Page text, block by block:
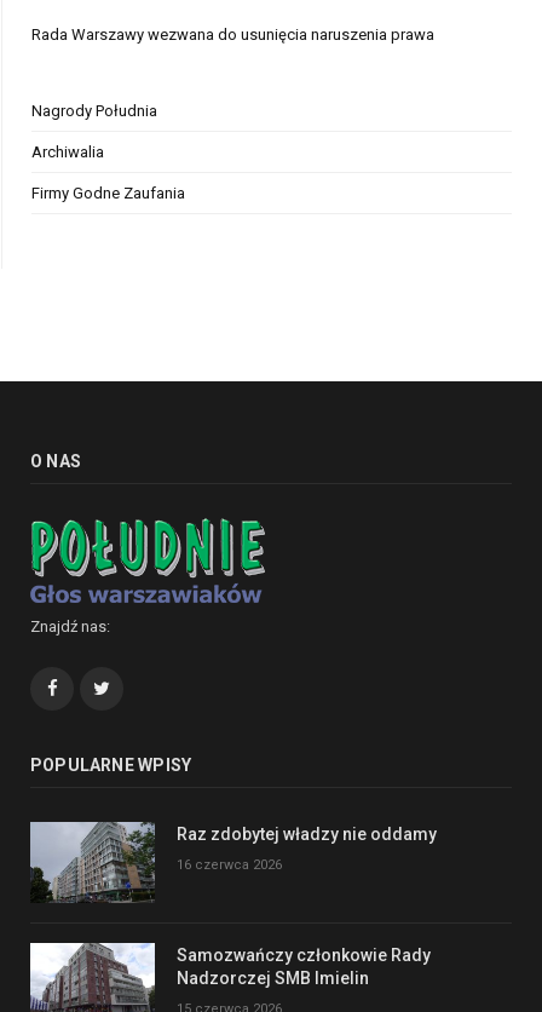
Rada Warszawy wezwana do usunięcia naruszenia prawa
Nagrody Południa
Archiwalia
Firmy Godne Zaufania
O NAS
Znajdź nas:
Facebook
POPULARNE WPISY
Raz zdobytej władzy nie oddamy
16 czerwca 2026
Samozwańczy członkowie Rady
Nadzorczej SMB Imielin